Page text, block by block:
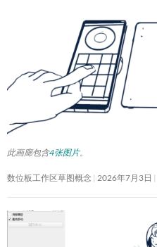
此画廊包含4张图片。
数位板工作区草图概念 2026年7月3日